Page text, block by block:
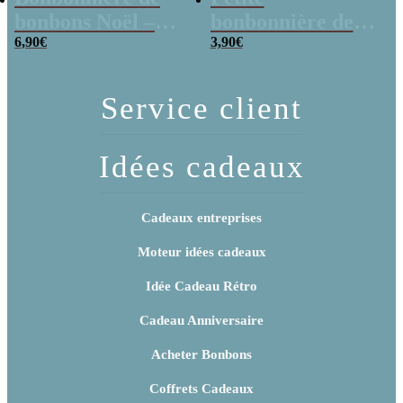
Jesus meringue x
6,90€
Noël – 20 Bonbons
poudre
3,90€
Service client
Idées cadeaux
Cadeaux entreprises
Moteur idées cadeaux
Idée Cadeau Rétro
Cadeau Anniversaire
Acheter Bonbons
Coffrets Cadeaux